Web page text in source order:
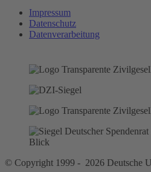
Impressum
Datenschutz
Datenverarbeitung
© Copyright 1999 - 2026 Deutsche